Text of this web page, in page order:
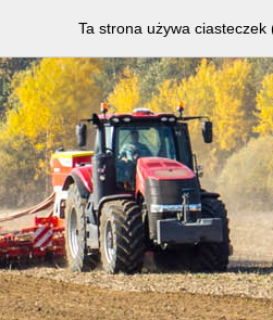
Ta strona używa ciasteczek